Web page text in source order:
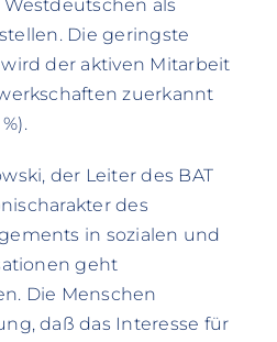
als
Die geringste
der aktiven Mitarbeit
zuerkannt
der Leiter des BAT
des
in sozialen und
geht
Die Menschen
daß das Interesse für